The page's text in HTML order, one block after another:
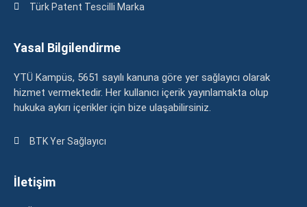
Türk Patent Tescilli Marka
Yasal Bilgilendirme
YTÜ Kampüs, 5651 sayılı kanuna göre yer sağlayıcı olarak
hizmet vermektedir. Her kullanıcı içerik yayınlamakta olup
hukuka aykırı içerikler için bize ulaşabilirsiniz.
BTK Yer Sağlayıcı
İletişim